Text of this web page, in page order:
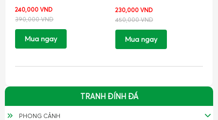
TRANH ĐÍNH ĐÁ
PHONG CẢNH
240,000 VND
390,000 VND
Mua ngay
230,000 VND
450,000 VND
Mua ngay